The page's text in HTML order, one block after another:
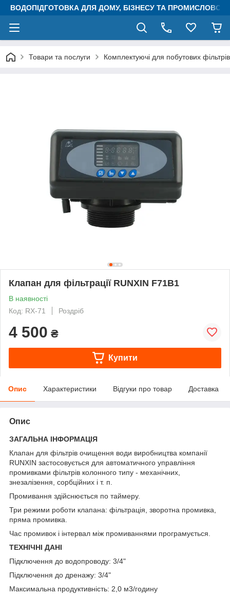
ВОДОПІДГОТОВКА ДЛЯ ДОМУ, БІЗНЕСУ ТА
Товари та послуги Комплектуючі для побутових фільтрів
Клапан для фільтрації RUNXIN F71В1
В наявності
Код: RX-71
Роздріб
4 500 ₴
Купити
Опис Характеристики Відгуки про товар Доставка
Опис
ЗАГАЛЬНА ІНФОРМАЦІЯ
Клапан для фільтрів очищення води виробництва компанії
RUNXIN застосовується для автоматичного управління
промивками фільтрів колонного типу - механічних,
знезалізення, сорбційних і т. п.
Промивання здійснюється по таймеру.
Три режими роботи клапана: фільтрація, зворотна промивка,
пряма промивка.
Час промивок і інтервал між промиваннями програмується.
ТЕХНІЧНІ ДАНІ
Підключення до водопроводу: 3/4"
Підключення до дренажу: 3/4"
Максимальна продуктивність: 2,0 м3/годину